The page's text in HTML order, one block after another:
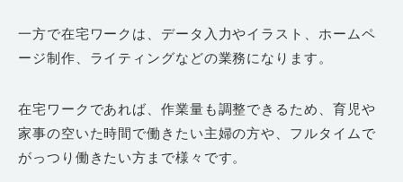
一方で在宅ワークは、データ入力やイラスト、ホームペ
ージ制作、ライティングなどの業務になります。
在宅ワークであれば、作業量も調整できるため、育児や
家事の空いた時間で働きたい主婦の方や、フルタイムで
がっつり働きたい方まで様々です。